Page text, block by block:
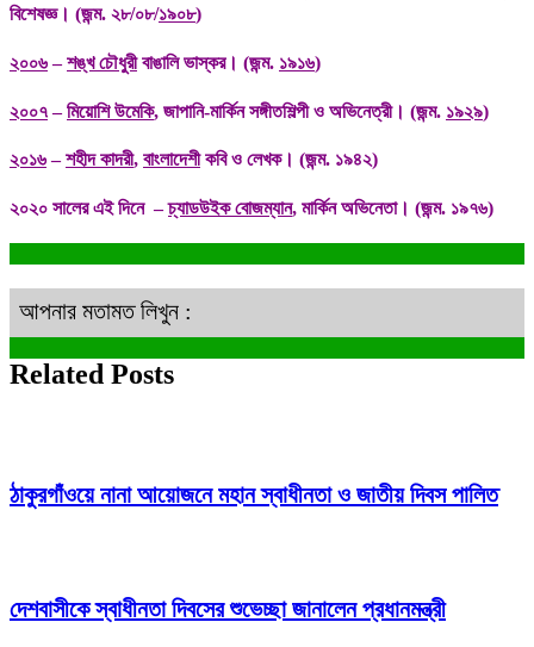
বিশেষজ্ঞ। (জন্ম. ২৮/০৮/১৯০৮)
২০০৬–শঙ্খ চৌধুরীবাঙালি ভাস্কর। (জন্ম. ১৯১৬)
২০০৭–মিয়োশি উমেকি, জাপানি-মার্কিন সঙ্গীতশিল্পী ও অভিনেত্রী। (জন্ম. ১৯২৯)
২০১৬–শহীদ কাদরী, বাংলাদেশীকবি ও লেখক। (জন্ম. ১৯৪২)
২০২০ সালের এই দিনে –চ্যাডউইক বোজম্যান, মার্কিন অভিনেতা। (জন্ম. ১৯৭৬)
আপনার মতামত লিখুন :
Related Posts
ঠাকুরগাঁওয়ে নানা আয়োজনে মহান স্বাধীনতা ও জাতীয় দিবস পালিত
দেশবাসীকে স্বাধীনতা দিবসের শুভেচ্ছা জানালেন প্রধানমন্ত্রী